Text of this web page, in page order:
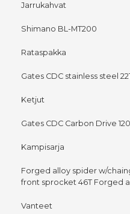
Jarrukahvat
Shimano BL-MT200
Rataspakka
Gates CDC stainless steel
Ketjut
Gates CDC Carbon Drive
Kampisarja
Forged alloy spider w/
front sprocket 46T Forged
Vanteet